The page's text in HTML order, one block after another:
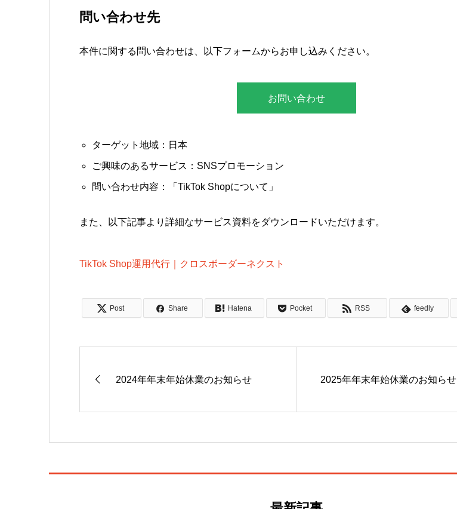
問い合わせ先
本件に関する問い合わせは、以下フォームからお申し込みください。
お問い合わせ
ターゲット地域：日本
ご興味のあるサービス：SNSプロモーション
問い合わせ内容：「TikTok Shopについて」
また、以下記事より詳細なサービス資料をダウンロードいただけます。
TikTok Shop運用代行｜クロスボーダーネクスト
Post Share Hatena Pocket RSS feedly
2024年年末年始休業のお知らせ 2025年年末年始休業のお知らせ